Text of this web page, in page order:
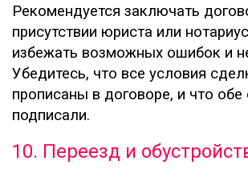
Рекомендуется заключать
присутствии юриста или
избежать возможных ошибок и
Убедитесь, что все условия
прописаны в договоре, и что обе
подписали.
10. Переезд и